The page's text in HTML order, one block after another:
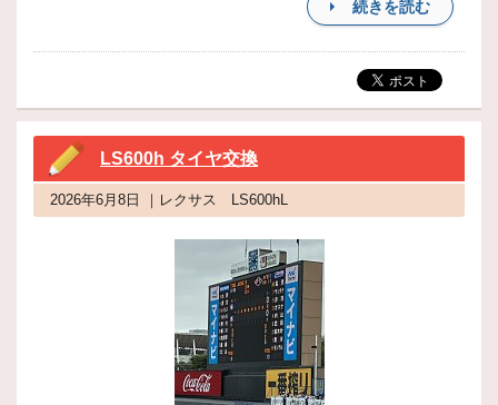
続きを読む
LS600h タイヤ交換
2026年6月8日 ｜レクサス LS600hL